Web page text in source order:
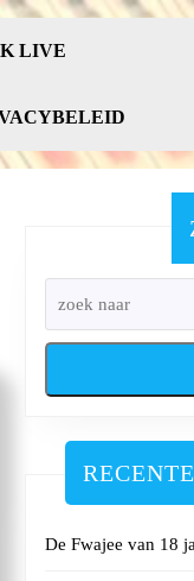
LIVE
De Fwajee van 18